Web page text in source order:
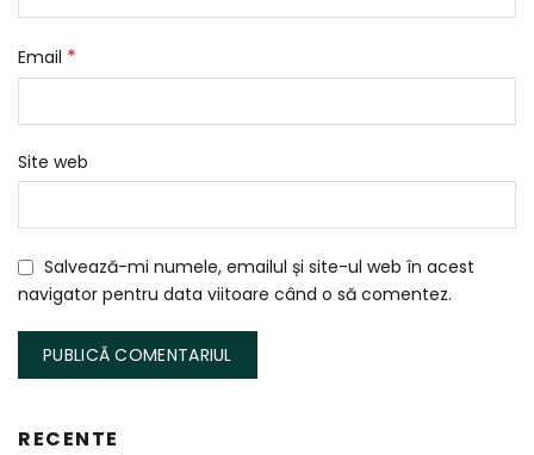
Email *
Site web
Salvează-mi numele, emailul și site-ul web în acest
navigator pentru data viitoare când o să comentez.
RECENTE